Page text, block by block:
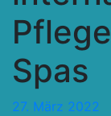
Spas
27. März 2022